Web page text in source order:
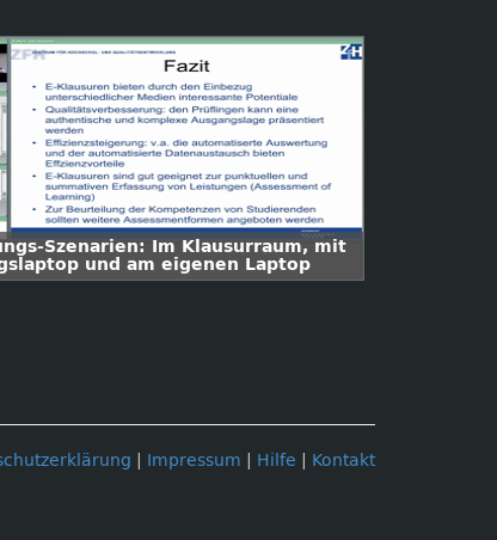
Szenarien: Im Klausurraum, mit
und am eigenen Laptop
Impressum Hilfe Kontakt